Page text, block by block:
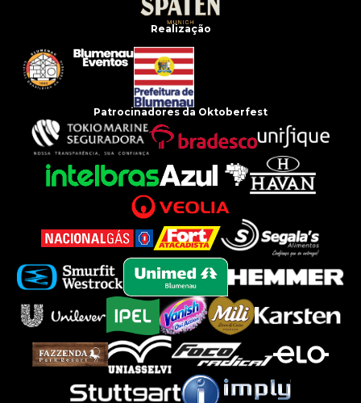
Realização
Patrocinadores da Oktoberfest